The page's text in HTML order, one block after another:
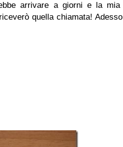
arrivare a giorni e la mia
quella chiamata! Adesso